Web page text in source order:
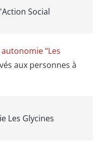
Social
“Les
aux personnes à
Les Glycines